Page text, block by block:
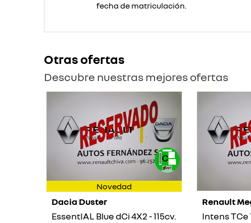
fecha de matriculación.
Otras ofertas
Descubre nuestras mejores ofertas
Novedad
Dacia Duster
EssentIAL Blue dCi 4X2 - 115cv.
Renault